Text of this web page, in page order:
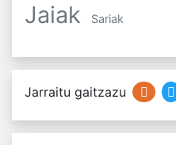
Jaiak Sariak
Jarraitu gaitzazu